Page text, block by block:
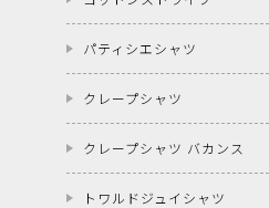
パティシエシャツ
クレープシャツ
クレープシャツ バカンス
トワルドジュイシャツ